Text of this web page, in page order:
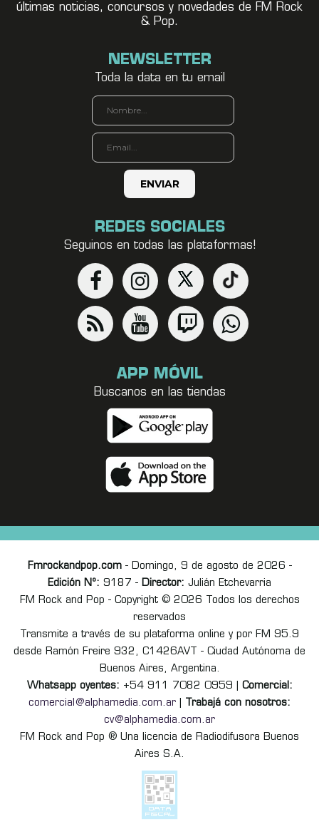
últimas noticias, concursos y novedades de FM Rock
& Pop.
NEWSLETTER
Toda la data en tu email
REDES SOCIALES
Seguinos en todas las plataformas!
APP MÓVIL
Buscanos en las tiendas
Fmrockandpop.com- Domingo, 9 de agosto de 2026 -
Edición Nº: 9187 - Director: Julián Etchevarria
FM Rock and Pop - Copyright © 2026 Todos los derechos
reservados
Transmite a través de su plataforma online y por FM 95.9
desde Ramón Freire 932, C1426AVT - Ciudad Autónoma de
Buenos Aires, Argentina.
Whatsapp oyentes: +54 911 7082 0959 | Comercial:
comercial@alphamedia.com.ar
Trabajá con nosotros:
cv@alphamedia.com.ar
FM Rock and Pop ® Una licencia de Radiodifusora Buenos
Aires S.A.